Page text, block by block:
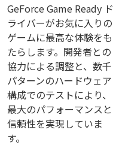
GeForce Game Ready ド
ライバーがお気に入りの
ゲームに最高な体験をも
たらします。開発者との
協力による調整と、数千
パターンのハードウェア
構成でのテストにより、
最大のパフォーマンスと
信頼性を実現していま
す。